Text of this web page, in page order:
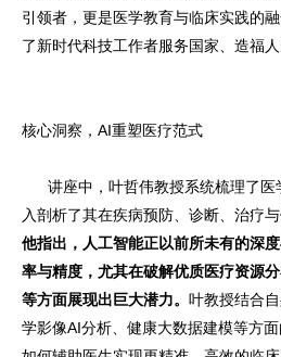
引领者，更是医学教育与临床实践的
了新时代科技工作者服务国家、造福人
核心洞察，AI重塑医疗范式
讲座中，叶哲伟教授系统梳理了医
入剖析了其在疾病预防、诊断、治疗
他指出，人工智能正以前所未有的深
率与精度，尤其在破解优质医疗资源
等方面展现出巨大潜力。 叶教授结合
学影像AI分析、健康大数据建模等方